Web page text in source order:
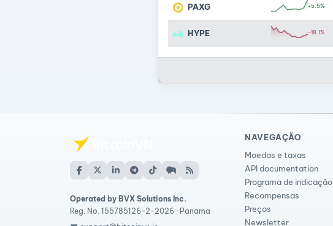
PAXG +5.5%
HYPE -18.1%
Operated by BVX Solutions Inc.
Reg. No. 155785126-2-2026 · Panama
NAVEGAÇÃO
Moedas e taxas
API documentation
Programa de indicação
Recompensas
Preços
Newsletter